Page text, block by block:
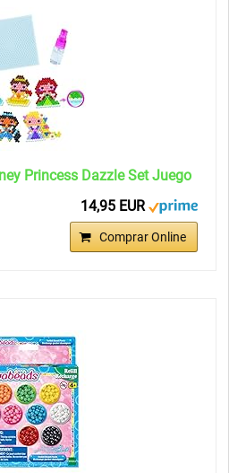
Princess Dazzle Set Juego
14,95 EUR
Comprar Online